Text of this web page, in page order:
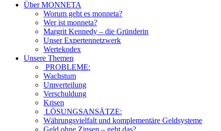
Über MONNETA
Worum geht es monneta?
Wer ist monneta?
Margrit Kennedy – die Gründerin
Unser Expertennetzwerk
Wertekodex
Unsere Themen
PROBLEME:
Wachstum
Umverteilung
Verschuldung
Krisen
LÖSUNGSANSÄTZE:
Währungsvielfalt und komplementäre Geldsysteme
Geld ohne Zinsen – geht das?